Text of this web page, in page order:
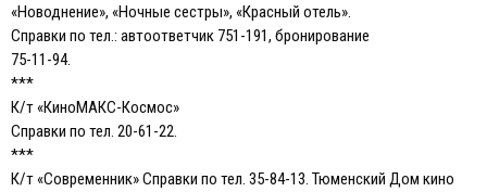
«Новоднение», «Ночные сестры», «Красный отель».
Справки по тел.: автоответчик 751-191, бронирование
75-11-94.
***
К/т «КиноМАКС-Космос»
Справки по тел. 20-61-22.
***
К/т «Современник» Справки по тел. 35-84-13. Тюменский Дом кино